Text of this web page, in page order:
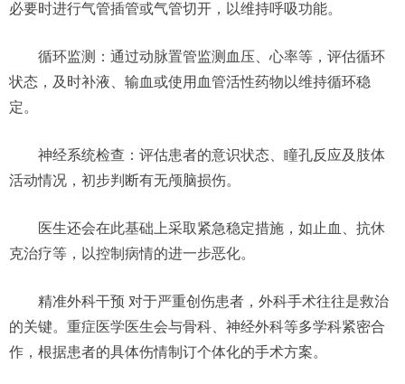
必要时进行气管插管或气管切开，以维持呼吸功能。
循环监测：通过动脉置管监测血压、心率等，评估循环
状态，及时补液、输血或使用血管活性药物以维持循环稳
定。
神经系统检查：评估患者的意识状态、瞳孔反应及肢体
活动情况，初步判断有无颅脑损伤。
医生还会在此基础上采取紧急稳定措施，如止血、抗休
克治疗等，以控制病情的进一步恶化。
精准外科干预 对于严重创伤患者，外科手术往往是救治
的关键。重症医学医生会与骨科、神经外科等多学科紧密合
作，根据患者的具体伤情制订个体化的手术方案。